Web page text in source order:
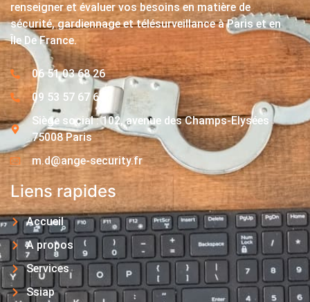
renseigner et évaluer vos besoins en matière de
sécurité, gardiennage et télésurveillance à Paris et en
Île De France.
06 51 03 68 26
09 53 57 67 63
Siège social : 102, avenue des Champs-Elysées
75008 Paris
m.d@ange-security.fr
Liens rapides
Accueil
A propos
Services
Ssiap